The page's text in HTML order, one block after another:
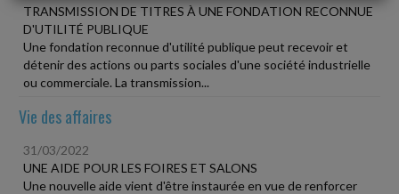
TRANSMISSION DE TITRES À UNE FONDATION RECONNUE
D'UTILITÉ PUBLIQUE
Une fondation reconnue d'utilité publique peut recevoir et
détenir des actions ou parts sociales d'une société industrielle
ou commerciale. La transmission...
Vie des affaires
31/03/2022
UNE AIDE POUR LES FOIRES ET SALONS
Une nouvelle aide vient d'être instaurée en vue de renforcer